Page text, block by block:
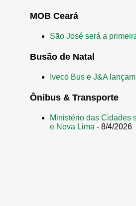
MOB Ceará
São José será a
Busão de Natal
Iveco Bus e J&A
Ônibus & Transporte
Ministério das Cidades
e Nova Lima - 8/4/2026